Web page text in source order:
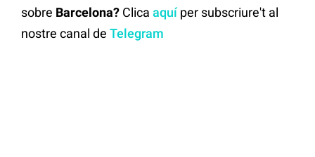
sobre Barcelona? Clica aquíper subscriure't al
nostre canal de Telegram